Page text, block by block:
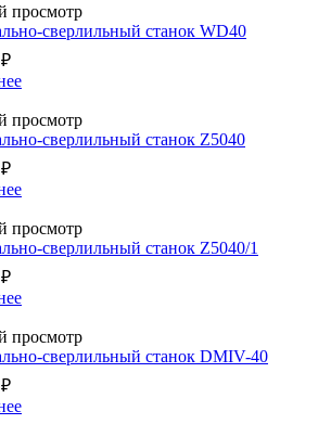
просмотр
сверлильный станок WD40
₽
просмотр
сверлильный станок Z5040
₽
просмотр
сверлильный станок Z5040/1
₽
просмотр
сверлильный станок DMIV-40
₽